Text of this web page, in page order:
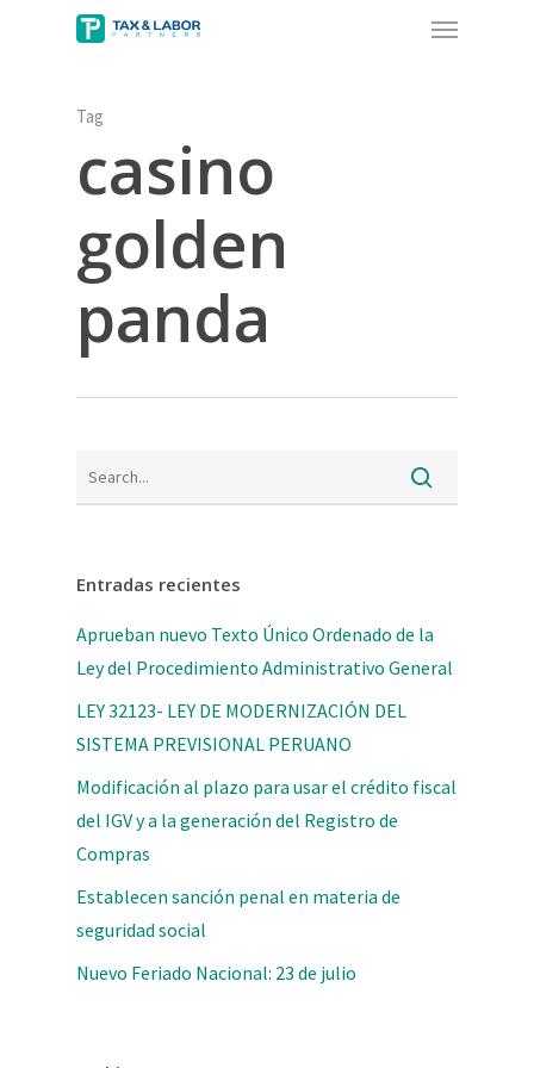
Menu
Tag
casino
golden
panda
Entradas recientes
Aprueban nuevo Texto Único Ordenado de la
Ley del Procedimiento Administrativo General
LEY 32123- LEY DE MODERNIZACIÓN DEL
SISTEMA PREVISIONAL PERUANO
Modificación al plazo para usar el crédito fiscal
del IGV y a la generación del Registro de
Compras
Establecen sanción penal en materia de
seguridad social
Nuevo Feriado Nacional: 23 de julio